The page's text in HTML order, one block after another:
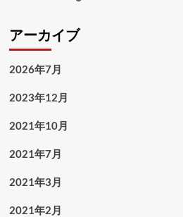
アーカイブ
2026年7月
2023年12月
2021年10月
2021年7月
2021年3月
2021年2月